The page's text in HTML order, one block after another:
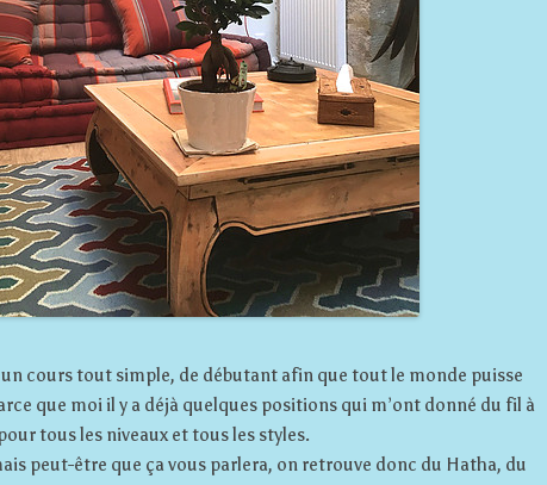
un cours tout simple, de débutant afin que tout le monde puisse
que moi il y a déjà quelques positions qui m’ont donné du fil à
tous les niveaux et tous les styles.
peut-être que ça vous parlera, on retrouve donc du Hatha, du